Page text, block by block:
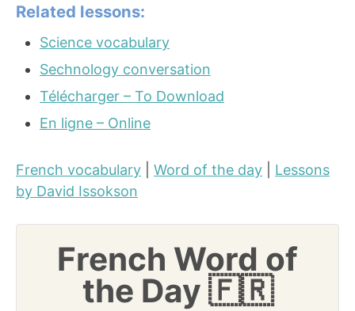
Related lessons:
Science vocabulary
Sechnology conversation
Télécharger – To Download
En ligne – Online
French vocabulary Word of the day
Lessons
by David Issokson
French Word of
the Day 🇫🇷